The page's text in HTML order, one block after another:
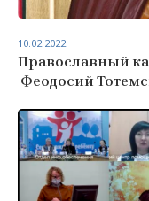
Православный
Феодосий
10.02.2022